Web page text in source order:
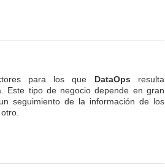
para los que DataOps resulta
Este tipo de negocio depende en gran
seguimiento de la información de los